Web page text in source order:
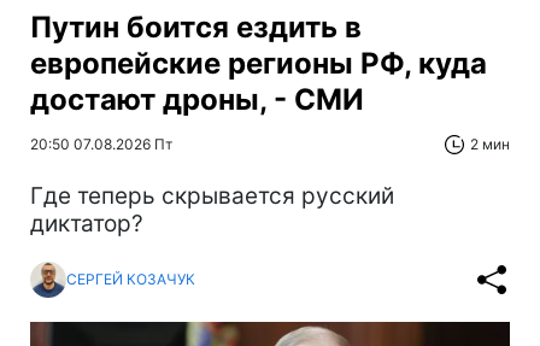
Путин боится ездить в
европейские регионы РФ, куда
достают дроны, - СМИ
20:50 07.08.2026 Пт 2 мин
Где теперь скрывается русский
диктатор?
СЕРГЕЙ КОЗАЧУК